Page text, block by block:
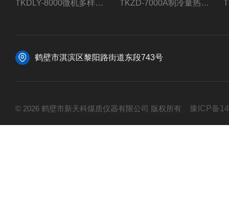
TKDLY-8000微机多样测硫仪自动定硫仪化验室硫含量测定 TKZD-7000A制冷量热仪自动升降热值仪煤质检测
鹤壁市淇滨区黎阳路街道东段743号
© 2026 鹤壁市新天科煤质仪器有限公司 版权所有 豫ICP备